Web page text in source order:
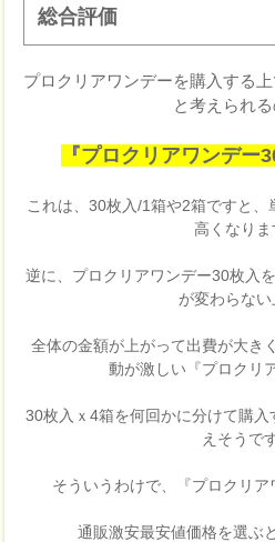
総合評価
プロクリアワンデーを購入する
と考えられる
『プロクリアワンデー
これは、30枚入/1箱や2箱ですと、
高くなりま
逆に、プロクリアワンデー30枚入
が変わらない
全体の金額が上がって出費が大き
動が激しい『プロクリ
30枚入ｘ4箱を何回かに分けて購
えそうで
そういうわけで、『プロクリ
通販激安最安値価格を選ぶ